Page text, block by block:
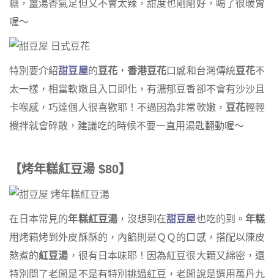
糖，薑湯香氣足但又不會太辣，甜度也剛剛好，喝了很暖胃
喔～
特別要介紹甜豆屋的豆花，香港豆花口感和台灣傳統豆花不
太一樣，相當軟嫩且入口即化，有濃郁豆香卻不會有沙沙且
卡喉感，巧達個人很喜歡耶！不過因為非常軟嫩， 豆花輕輕
攪拌就會碎散，建議吃的時候不要一直用湯匙翻動喔～
【烤年糕紅豆湯 $80】
在日本常見的年糕紅豆湯，沒想到在甜豆屋也吃的到。 年糕
用烤箱烤到外皮酥酥的，內餡則是ＱＱ的口感，搭配以陳皮
熬煮的紅豆湯 ，很有日本味耶！因為紅豆很大顆又綿密，還
特別問了老闆是不是有特別挑過紅豆，老闆說是選用萬丹九